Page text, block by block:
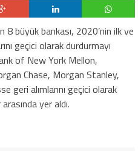
8 büyük bankası, 2020’nin ilk ve
geçici olarak durdurmayı
of New York Mellon,
Chase, Morgan Stanley,
alımlarını geçici olarak
yer aldı.